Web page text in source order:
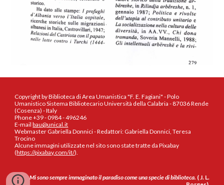
Copyright by Biblioteca di Area Umanistica "F. E. Fagiani" - Polo
Umanistico Sistema Bibliotecario Università della Calabria - 87036 Rende
(Cosenza) - Italy
Phone +39 - 0984 - 496246
E-mailbau@unical.it
Webmaster Gabriella Donnici - Redattori: Gabriella Donnici, Teresa
Trocino
Alcune immagini utilizzate nel sito sono state tratte da Pixabay
(https://pixabay.com/it/).
Mi sono sempre immaginato il paradiso come una specie di biblioteca. ( J. L.